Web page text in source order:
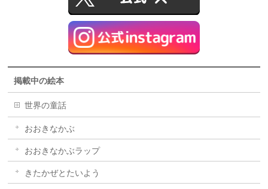
掲載中の絵本
世界の童話
おおきなかぶ
おおきなかぶラップ
きたかぜとたいよう